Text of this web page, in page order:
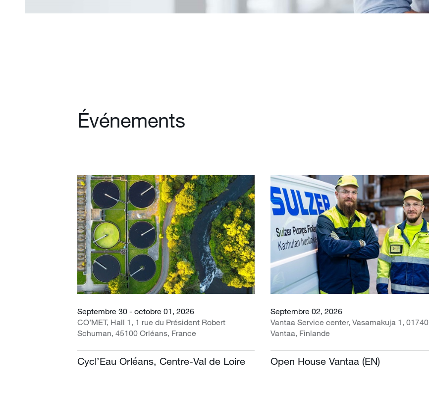
Événements
Septembre 30 - octobre 01, 2026
CO’MET, Hall 1, 1 rue du Président Robert
Schuman, 45100 Orléans, France
Cycl’Eau Orléans, Centre-Val de Loire
Septembre 02, 2026
Vantaa Service center, Vasamakuja 1, 01740
Vantaa, Finlande
Open House Vantaa (EN)